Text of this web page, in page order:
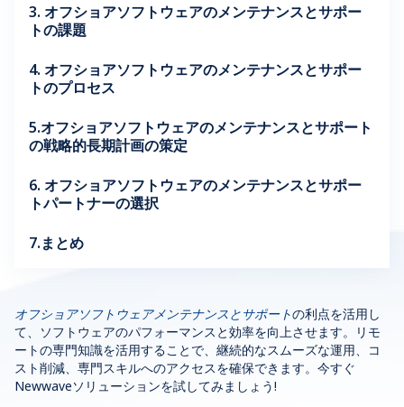
オフショアソフトウェアメンテナンスとサポートの利点を活用し
て、ソフトウェアのパフォーマンスと効率を向上させます。リモ
ートの専門知識を活用することで、継続的なスムーズな運用、コ
スト削減、専門スキルへのアクセスを確保できます。今すぐ
Newwaveソリューションを試してみましょう!
3. オフショアソフトウェアのメンテナンスとサポー
トの課題
4. オフショアソフトウェアのメンテナンスとサポー
トのプロセス
5.オフショアソフトウェアのメンテナンスとサポート
の戦略的長期計画の策定
6. オフショアソフトウェアのメンテナンスとサポー
トパートナーの選択
7.まとめ